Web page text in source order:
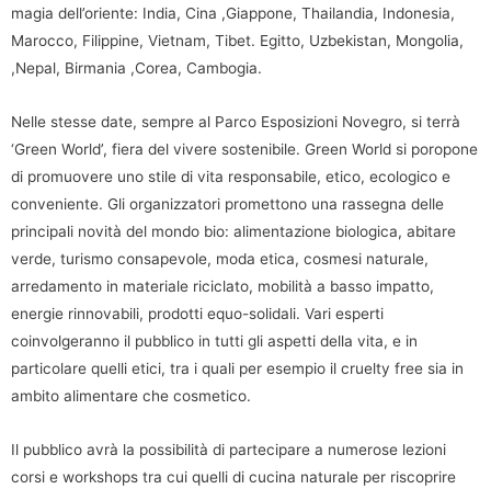
magia dell’oriente: India, Cina ,Giappone, Thailandia, Indonesia,
Marocco, Filippine, Vietnam, Tibet. Egitto, Uzbekistan, Mongolia,
,Nepal, Birmania ,Corea, Cambogia.
Nelle stesse date, sempre al Parco Esposizioni Novegro, si terrà
‘Green World’, fiera del vivere sostenibile. Green World si poropone
di promuovere uno stile di vita responsabile, etico, ecologico e
conveniente. Gli organizzatori promettono una rassegna delle
principali novità del mondo bio: alimentazione biologica, abitare
verde, turismo consapevole, moda etica, cosmesi naturale,
arredamento in materiale riciclato, mobilità a basso impatto,
energie rinnovabili, prodotti equo-solidali. Vari esperti
coinvolgeranno il pubblico in tutti gli aspetti della vita, e in
particolare quelli etici, tra i quali per esempio il cruelty free sia in
ambito alimentare che cosmetico.
Il pubblico avrà la possibilità di partecipare a numerose lezioni
corsi e workshops tra cui quelli di cucina naturale per riscoprire